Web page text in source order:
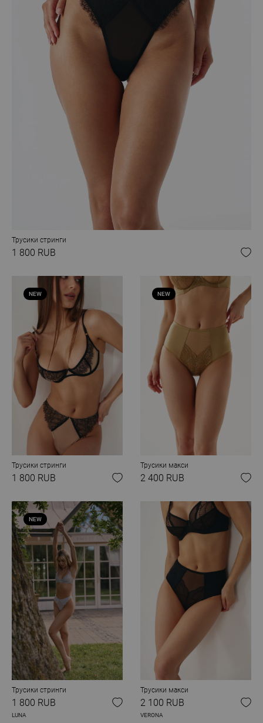
Трусики стринги
1 800 RUB
NEW
Трусики стринги
1 800 RUB
NEW
Трусики макси
2 400 RUB
NEW
Трусики стринги
1 800 RUB
LUNA
Трусики макси
2 100 RUB
VERONA